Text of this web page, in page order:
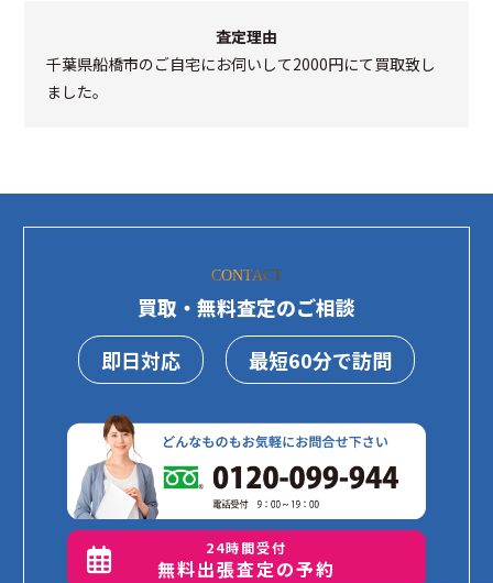
査定理由
千葉県船橋市のご自宅にお伺いして2000円にて買取致し
ました。
CONTACT
買取・無料査定のご相談
即日対応
最短60分で訪問
24時間受付
無料出張査定の予約